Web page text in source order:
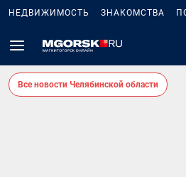
НЕДВИЖИМОСТЬ ЗНАКОМСТВА
Все новости Челябинской области